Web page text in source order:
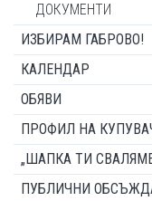
ДОКУМЕНТИ
ИЗБИРАМ ГАБРОВО!
КАЛЕНДАР
ОБЯВИ
ПРОФИЛ НА
„ШАПКА ТИ
ПУБЛИЧНИ